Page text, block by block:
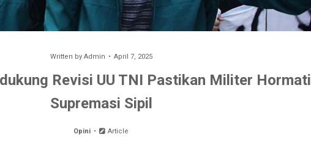
Written by Admin April 7, 2025
Revisi UU TNI Pastikan Militer Hormati
Supremasi Sipil
Opini Article